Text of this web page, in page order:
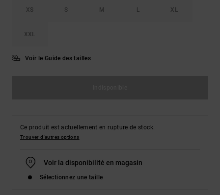
formulaire
XS S M L XL
XXL
Voir le Guide des tailles
Ce produit est actuellement en rupture de stock.
Trouver d'autres options
Voir la disponibilité en magasin
Sélectionnez une taille